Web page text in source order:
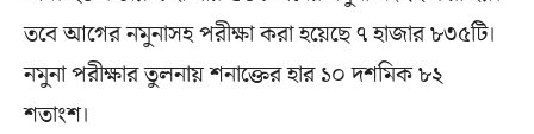
তবে আগের নমুনাসহ পরীক্ষা করা হয়েছে ৭ হাজার ৮৩৫টি।
নমুনা পরীক্ষার তুলনায় শনাক্তের হার ১০ দশমিক ৮২
শতাংশ।